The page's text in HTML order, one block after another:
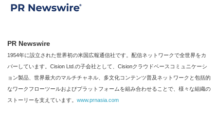
PR Newswire
1954年に設立された世界初の米国広報通信社です。配信ネットワークで全世界をカ
バーしています。Cision Ltd.の子会社として、Cisionクラウドベースコミュニケーシ
ョン製品、世界最大のマルチチャネル、多文化コンテンツ普及ネットワークと包括的
なワークフローツールおよびプラットフォームを組み合わせることで、様々な組織の
ストーリーを支えています。 www.prnasia.com